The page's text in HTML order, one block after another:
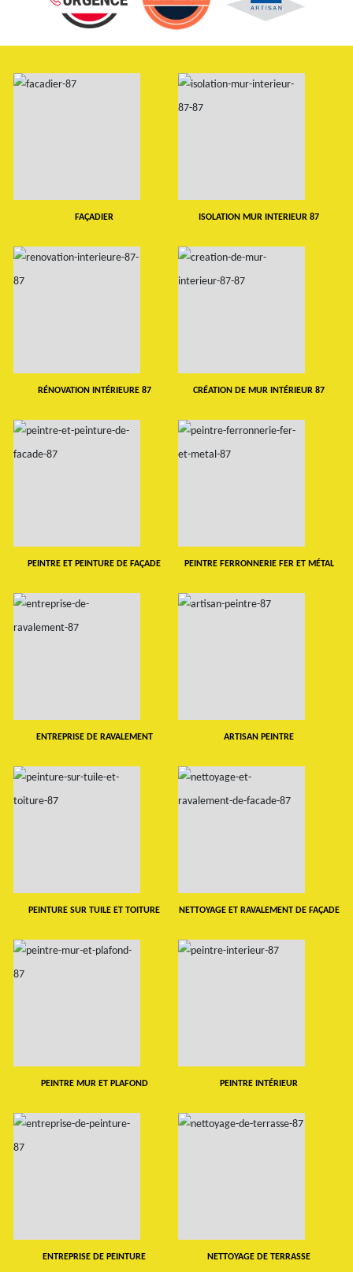
FAÇADIER ISOLATION MUR INTERIEUR 87
RÉNOVATION INTÉRIEURE 87 CRÉATION DE MUR INTÉRIEUR 87
PEINTRE ET PEINTURE DE FAÇADE PEINTRE FERRONNERIE FER ET MÉTAL
ENTREPRISE DE RAVALEMENT ARTISAN PEINTRE
PEINTURE SUR TUILE ET TOITURE NETTOYAGE ET RAVALEMENT DE FAÇADE
PEINTRE MUR ET PLAFOND PEINTRE INTÉRIEUR
ENTREPRISE DE PEINTURE NETTOYAGE DE TERRASSE